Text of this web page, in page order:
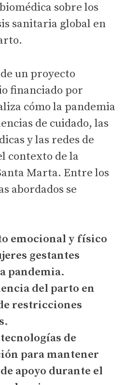
sobre los
sanitaria global en
un proyecto
financiado por
cómo la pandemia
de cuidado, las
y las redes de
contexto de la
Marta. Entre los
abordados se
emocional y físico
gestantes
pandemia.
del parto en
restricciones
de
para mantener
apoyo durante el